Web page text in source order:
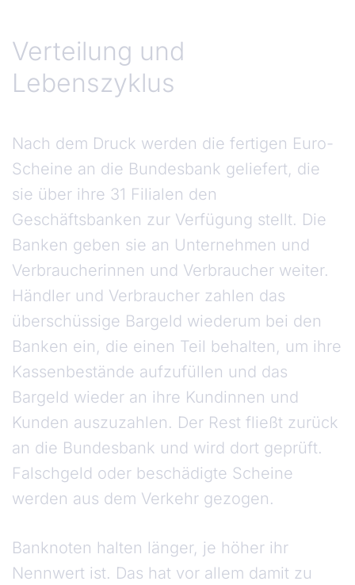
Verteilung und
Lebenszyklus
Nach dem Druck werden die fertigen Euro-
Scheine an die Bundesbank geliefert, die
sie über ihre 31 Filialen den
Geschäftsbanken zur Verfügung stellt. Die
Banken geben sie an Unternehmen und
Verbraucherinnen und Verbraucher weiter.
Händler und Verbraucher zahlen das
überschüssige Bargeld wiederum bei den
Banken ein, die einen Teil behalten, um ihre
Kassenbestände aufzufüllen und das
Bargeld wieder an ihre Kundinnen und
Kunden auszuzahlen. Der Rest fließt zurück
an die Bundesbank und wird dort geprüft.
Falschgeld oder beschädigte Scheine
werden aus dem Verkehr gezogen.
Banknoten halten länger, je höher ihr
Nennwert ist. Das hat vor allem damit zu